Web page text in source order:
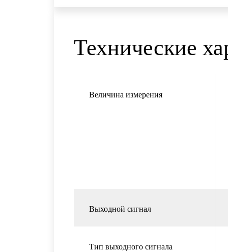
Технические
Величина измерения
Выходной сигнал
Тип выходного сигнала